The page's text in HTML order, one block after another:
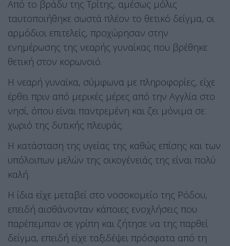
Από το βράδυ της Τρίτης, αμέσως μόλις
ταυτοποιήθηκε σωστά πλέον το θετικό δείγμα, οι
αρμόδιοι επιτελείς, προχώρησαν στην
ενημέρωσης της νεαρής γυναίκας που βρέθηκε
θετική στον κορωνοϊό.
Η νεαρή γυναίκα, σύμφωνα με πληροφορίες, είχε
έρθει πριν από μερικές μέρες από την Αγγλία στο
νησί, όπου είναι παντρεμένη και ζει μόνιμα σε
χωριό της δυτικής πλευράς.
Η κατάσταση της υγείας της καθώς επίσης και των
υπόλοιπων μελών της οικογένειάς της είναι πολύ
καλή.
Η ίδια είχε μεταβεί στο νοσοκομείο της Ρόδου,
επειδή αισθάνονταν κάποιες ενοχλήσεις που
παρέπεμπαν σε γρίπη και ζήτησε να της παρθεί
δείγμα, επειδή είχε ταξιδέψει πρόσφατα από τη